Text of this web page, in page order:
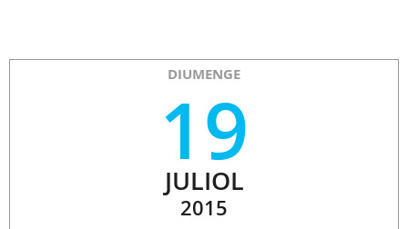
DIUMENGE
19
JULIOL
2015